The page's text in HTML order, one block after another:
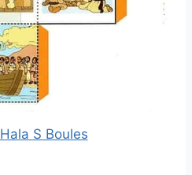
Hala S Boules